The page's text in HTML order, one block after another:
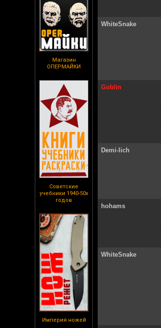
Магазин
ОПЕРМАЙКИ
Советские
учебники 1940-50х
годов
Империя ножей
WhiteSnake
Goblin
Demi-lich
hohams
WhiteSnake